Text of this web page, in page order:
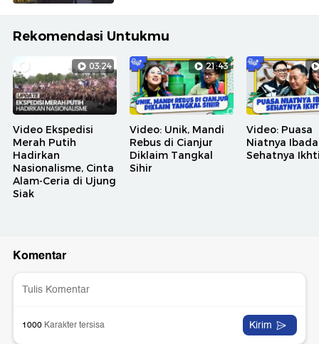
Rekomendasi Untukmu
03:24
Video Ekspedisi
Merah Putih
Hadirkan
Nasionalisme, Cinta
Alam-Ceria di Ujung
Siak
21:43
Video: Unik, Mandi
Rebus di Cianjur
Diklaim Tangkal
Sihir
Video: Puasa
Niatnya
Sehatnya